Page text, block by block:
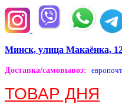
Минск, улица Макаёнка,
Доставка/самовывоз:
ТОВАР ДНЯ